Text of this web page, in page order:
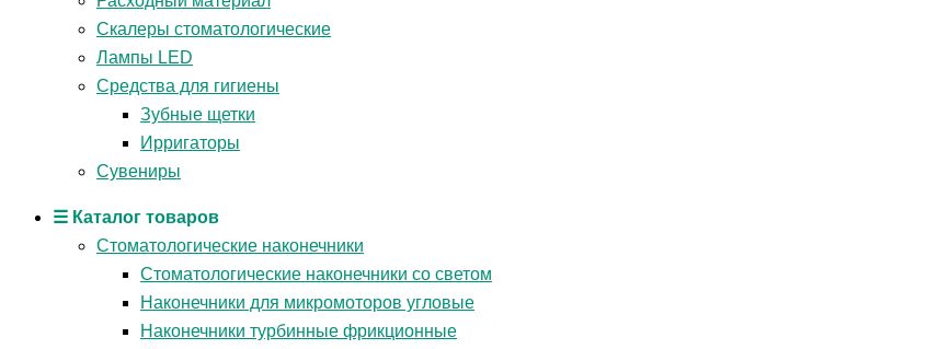
Скалеры стоматологические
Лампы LED
Средства для гигиены
Зубные щетки
Ирригаторы
Сувениры
☰ Каталог товаров
Стоматологические наконечники
Стоматологические наконечники со светом
Наконечники для микромоторов угловые
Наконечники турбинные фрикционные